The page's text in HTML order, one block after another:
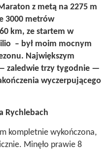
z metą na 2275 m
3000 metrów
km, ze startem w
– był moim mocnym
Największym
zaledwie trzy tygodnie —
wyczerpującego
Rychlebach
kompletnie wykończona,
Minęło prawie 8